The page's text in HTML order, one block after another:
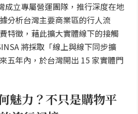
成立專屬營運團隊，推行深度在地
分析台灣主要商業區的行人流
特徵，藉此擴大實體線下的接觸
將採取「線上與線下同步擴
五年內，於台灣開出 15 家實體門
魅力？不只是購物平